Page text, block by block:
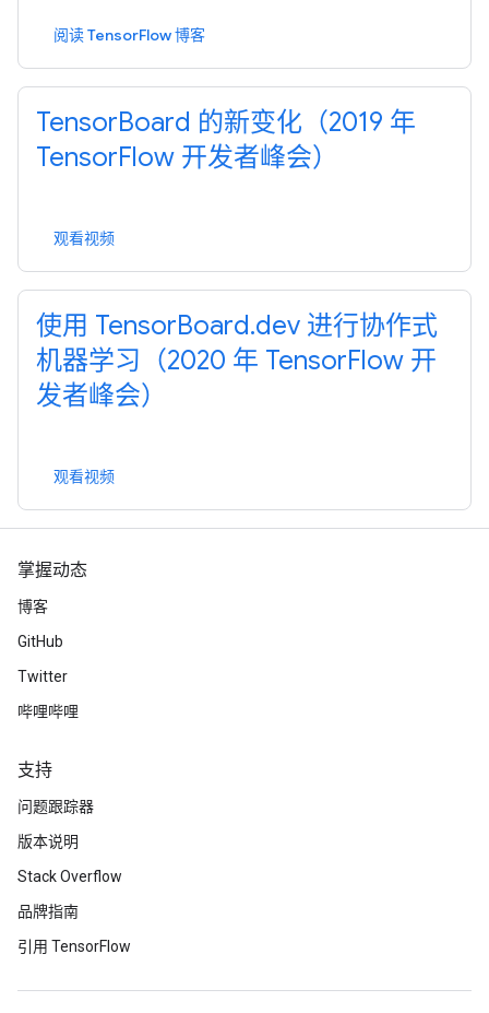
阅读 TensorFlow 博客
TensorBoard 的新变化（2019 年
TensorFlow 开发者峰会）
观看视频
使用 TensorBoard.dev 进行协作式
机器学习（2020 年 TensorFlow 开
发者峰会）
观看视频
掌握动态
博客
GitHub
Twitter
哔哩哔哩
支持
问题跟踪器
版本说明
Stack Overflow
品牌指南
引用 TensorFlow